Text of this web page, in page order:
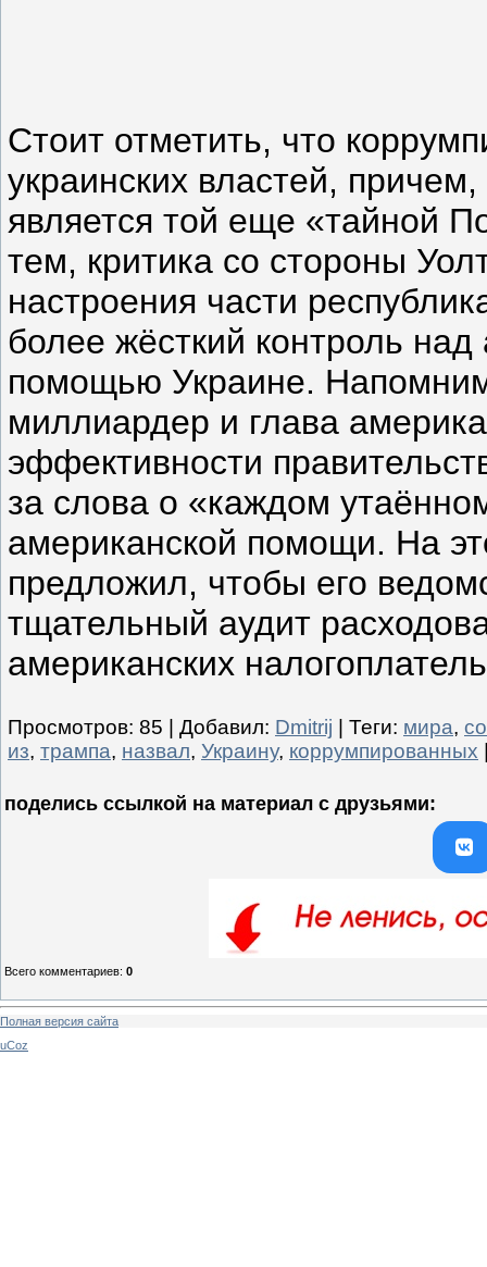
Стоит отметить, что
украинских властей,
является той еще «тайной
тем, критика со стороны
настроения части
более жёсткий контроль
помощью Украине.
миллиардер и глава
эффективности
за слова о «каждом
американской помощи. На
предложил, чтобы его
тщательный аудит
американских
Просмотров: 85 Добавил: Dmitrij Теги: мира,
из, трампа, назвал, Украину, коррумпированных
поделись ссылкой на материал c друзьями:
Всего комментариев: 0
Полная версия сайта
uCoz